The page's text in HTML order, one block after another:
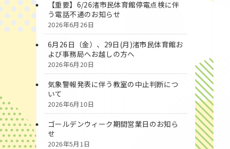
【重要】6/26渚市民体育館停電点検に伴
う電話不通のお知らせ
2026年6月26日
6月26日（金）、29日(月)渚市民体育館お
よび事務局へお越しの方へ
2026年6月20日
気象警報発表に伴う教室の中止判断につ
いて
2026年6月10日
ゴールデンウィーク期間営業日のお知ら
せ
2026年5月1日